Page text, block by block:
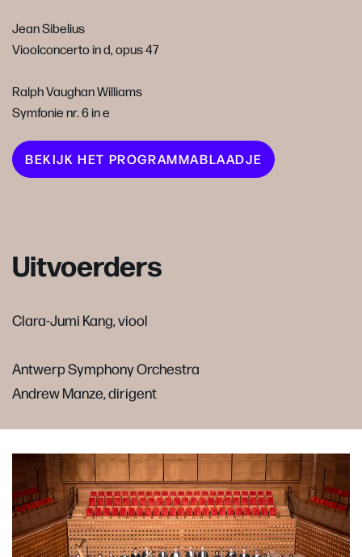
Jean Sibelius
Vioolconcerto in d, opus 47
Ralph Vaughan Williams
Symfonie nr. 6 in e
BEKIJK HET PROGRAMMABLAADJE
Uitvoerders
Clara-Jumi Kang, viool
Antwerp Symphony Orchestra
Andrew Manze, dirigent